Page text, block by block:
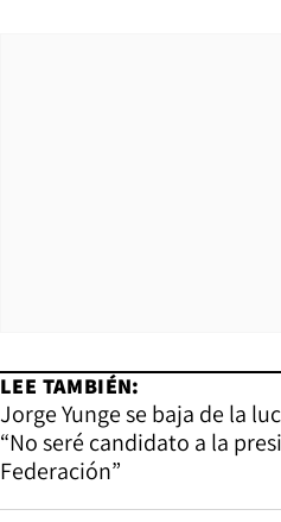
LEE TAMBIÉN:
Jorge Yunge se baja de la
“No seré candidato a la
Federación”